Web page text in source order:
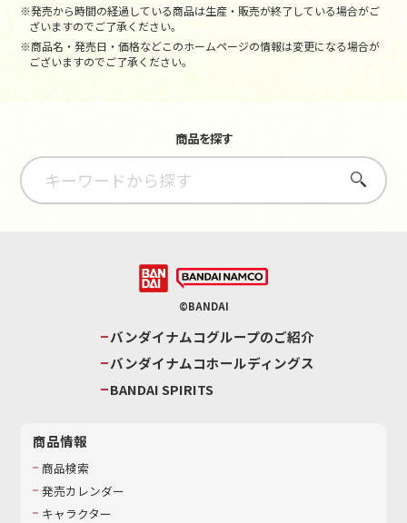
※発売から時間の経過している商品は生産・販売が終了している場合がご
ざいますのでご了承ください。
※商品名・発売日・価格などこのホームページの情報は変更になる場合が
ございますのでご了承ください。
商品を探す
さがす
©BANDAI
バンダイナムコグループのご紹介
バンダイナムコホールディングス
BANDAI SPIRITS
商品情報
商品検索
発売カレンダー
キャラクター